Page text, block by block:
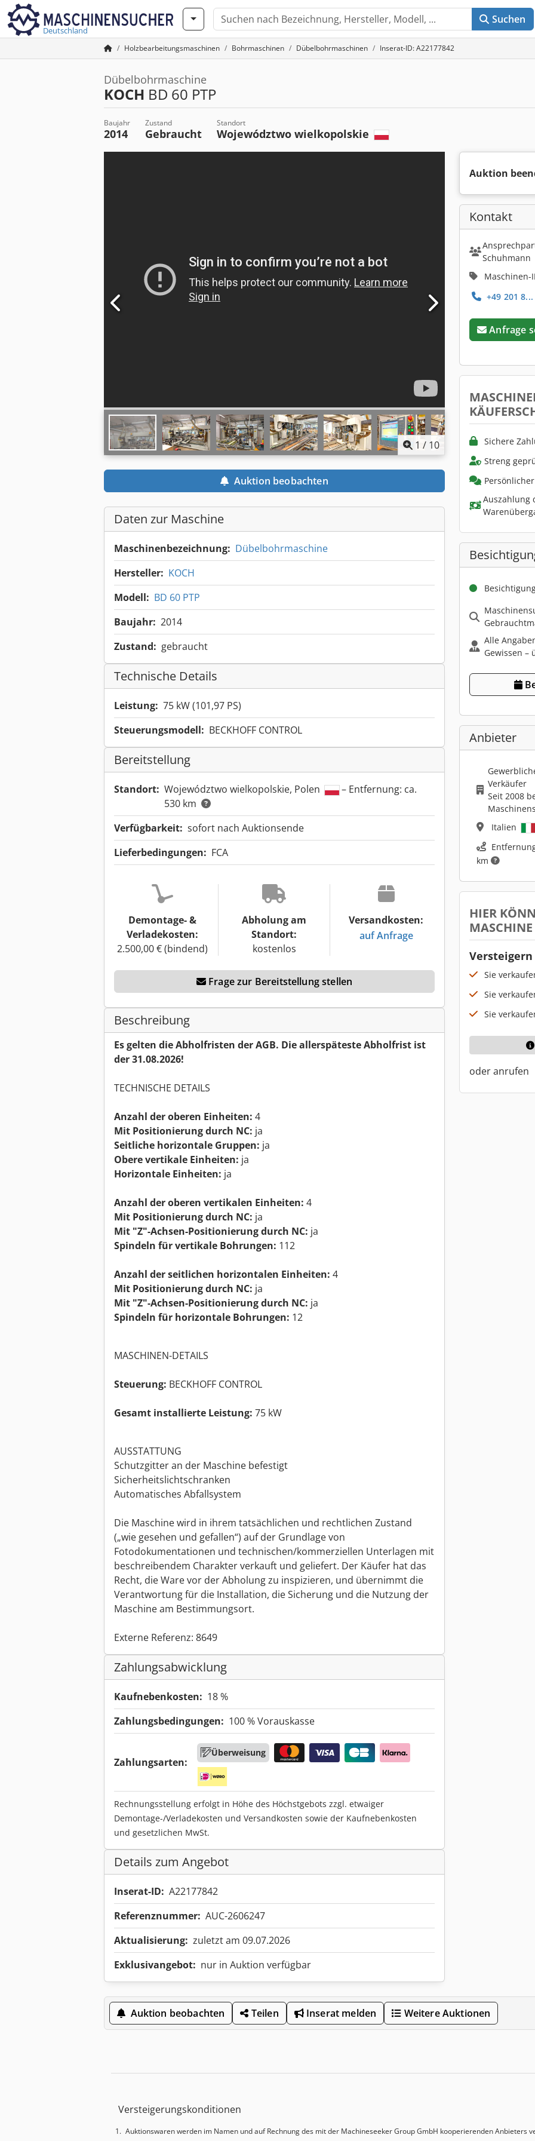
Deutschland
Suchen
Holzbearbeitungsmaschinen Bohrmaschinen Dübelbohrmaschinen Inserat-ID: A22177842
Dübelbohrmaschine
KOCH BD 60 PTP
Baujahr
2014
Zustand
Gebraucht
Standort
Województwo wielkopolskie
1 / 10
Auktion beobachten
Daten zur Maschine
Maschinenbezeichnung: Dübelbohrmaschine
Hersteller: KOCH
Modell: BD 60 PTP
Baujahr: 2014
Zustand: gebraucht
Technische Details
Leistung: 75 kW (101,97 PS)
Steuerungsmodell: BECKHOFF CONTROL
Bereitstellung
Standort: Województwo wielkopolskie, Polen
– Entfernung: ca.
530 km
Verfügbarkeit: sofort nach Auktionsende
Lieferbedingungen: FCA
Demontage- &
Verladekosten:
2.500,00 € (bindend)
Abholung am
Standort:
kostenlos
Versandkosten:
auf Anfrage
Frage zur Bereitstellung stellen
Beschreibung
Es gelten die Abholfristen der AGB. Die allerspäteste Abholfrist ist
der 31.08.2026!
TECHNISCHE DETAILS
Anzahl der oberen Einheiten: 4
Mit Positionierung durch NC: ja
Seitliche horizontale Gruppen: ja
Obere vertikale Einheiten: ja
Horizontale Einheiten: ja
Anzahl der oberen vertikalen Einheiten: 4
Mit Positionierung durch NC: ja
Mit "Z"-Achsen-Positionierung durch NC: ja
Spindeln für vertikale Bohrungen: 112
Anzahl der seitlichen horizontalen Einheiten: 4
Mit Positionierung durch NC: ja
Mit "Z"-Achsen-Positionierung durch NC: ja
Spindeln für horizontale Bohrungen: 12
MASCHINEN-DETAILS
Steuerung: BECKHOFF CONTROL
Gesamt installierte Leistung: 75 kW
AUSSTATTUNG
Schutzgitter an der Maschine befestigt
Sicherheitslichtschranken
Automatisches Abfallsystem
Die Maschine wird in ihrem tatsächlichen und rechtlichen Zustand
(„wie gesehen und gefallen“) auf der Grundlage von
Fotodokumentationen und technischen/kommerziellen Unterlagen mit
beschreibendem Charakter verkauft und geliefert. Der Käufer hat das
Recht, die Ware vor der Abholung zu inspizieren, und übernimmt die
Verantwortung für die Installation, die Sicherung und die Nutzung der
Maschine am Bestimmungsort.
Externe Referenz: 8649
Zahlungsabwicklung
Kaufnebenkosten: 18 %
Zahlungsbedingungen: 100 % Vorauskasse
Zahlungsarten:
Überweisung
Rechnungsstellung erfolgt in Höhe des Höchstgebots zzgl. etwaiger
Demontage-/Verladekosten und Versandkosten sowie der Kaufnebenkosten
und gesetzlichen MwSt.
Details zum Angebot
Inserat-ID: A22177842
Referenznummer: AUC-2606247
Aktualisierung: zuletzt am 09.07.2026
Exklusivangebot: nur in Auktion verfügbar
Auktion
Kontakt
Schuhmann
Maschinen-
+49 201
Anfrage
Sichere
Streng
Auszahlung
Alle
Gewissen –
Anbieter
Verkäufer
Seit 2008
Italien
km
HIER
MASCHINE
Sie
Sie
Sie
oder anrufen
Auktion beobachten Teilen Inserat melden Weitere Auktionen
Versteigerungskonditionen
Auktionswaren werden im Namen und auf Rechnung des mit der Machineseeker Group GmbH kooperierenden Anbieters